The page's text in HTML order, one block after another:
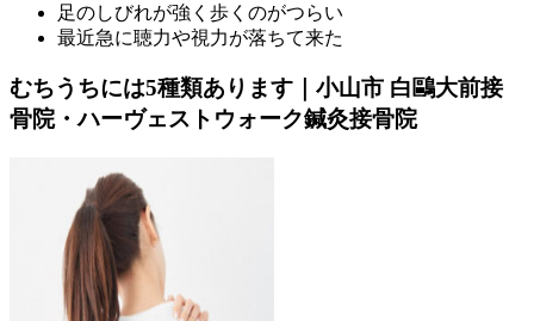
足のしびれが強く歩くのがつらい
最近急に聴力や視力が落ちて来た
むちうちには5種類あります｜小山市 白鷗大前接
骨院・ハーヴェストウォーク鍼灸接骨院